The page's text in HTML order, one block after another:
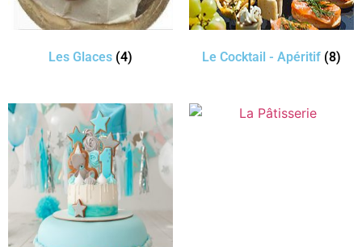
Les Glaces (4) Le Cocktail - Apéritif (8)